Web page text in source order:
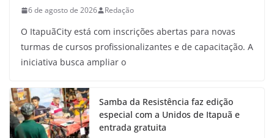
6 de agosto de 2026 Redação
O ItapuãCity está com inscrições abertas para novas
turmas de cursos profissionalizantes e de capacitação. A
iniciativa busca ampliar o
Samba da Resistência faz edição
especial com a Unidos de Itapuã e
entrada gratuita